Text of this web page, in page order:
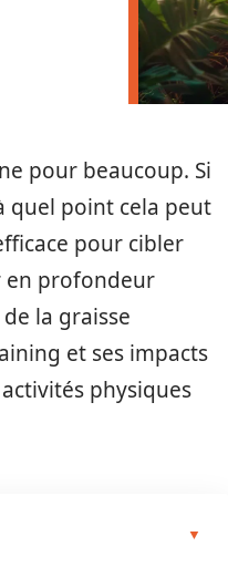
pour beaucoup. Si
quel point cela peut
pour cibler
en profondeur
la graisse
et ses impacts
physiques